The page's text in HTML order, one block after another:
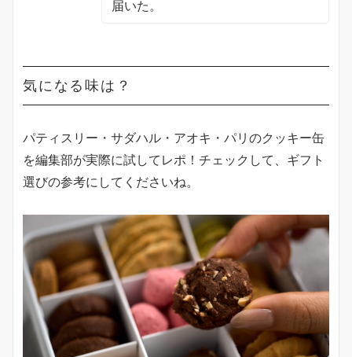
届いた。
気になる味は？
パティスリー・サダハル・アオキ・パリのクッキー缶
を編集部が実際に試してレポ！チェックして、ギフト
選びの参考にしてくださいね。